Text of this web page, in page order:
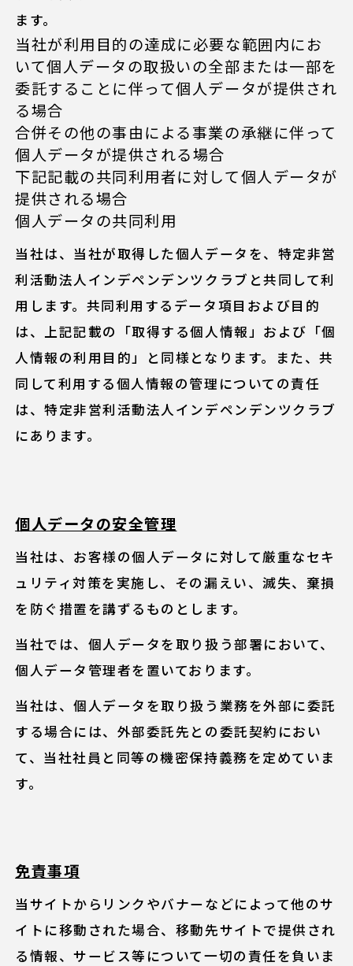
ます。
当社が利用目的の達成に必要な範囲内にお
いて個人データの取扱いの全部または一部を
委託することに伴って個人データが提供され
る場合
合併その他の事由による事業の承継に伴って
個人データが提供される場合
下記記載の共同利用者に対して個人データが
提供される場合
個人データの共同利用
当社は、当社が取得した個人データを、特定非営
利活動法人インデペンデンツクラブと共同して利
用します。共同利用するデータ項目および目的
は、上記記載の「取得する個人情報」および「個
人情報の利用目的」と同様となります。また、共
同して利用する個人情報の管理についての責任
は、特定非営利活動法人インデペンデンツクラブ
にあります。
個人データの安全管理
当社は、お客様の個人データに対して厳重なセキ
ュリティ対策を実施し、その漏えい、滅失、棄損
を防ぐ措置を講ずるものとします。
当社では、個人データを取り扱う部署において、
個人データ管理者を置いております。
当社は、個人データを取り扱う業務を外部に委託
する場合には、外部委託先との委託契約におい
て、当社社員と同等の機密保持義務を定めていま
す。
免責事項
当サイトからリンクやバナーなどによって他のサ
イトに移動された場合、移動先サイトで提供され
る情報、サービス等について一切の責任を負いま